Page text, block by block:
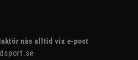
nås alltid via e-post